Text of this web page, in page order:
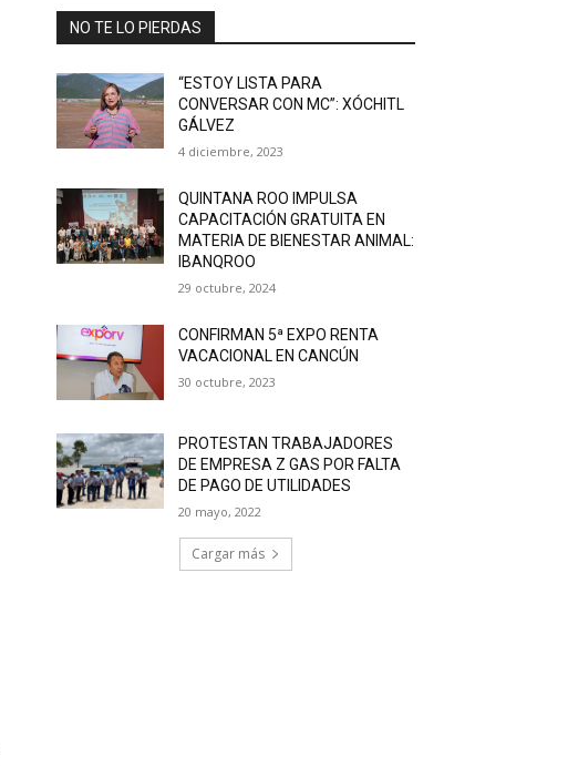
NO TE LO PIERDAS
“ESTOY LISTA PARA
CONVERSAR CON MC”: XÓCHITL
GÁLVEZ
4 diciembre, 2023
QUINTANA ROO IMPULSA
CAPACITACIÓN GRATUITA EN
MATERIA DE BIENESTAR ANIMAL:
IBANQROO
29 octubre, 2024
CONFIRMAN 5ª EXPO RENTA
VACACIONAL EN CANCÚN
30 octubre, 2023
PROTESTAN TRABAJADORES
DE EMPRESA Z GAS POR FALTA
DE PAGO DE UTILIDADES
20 mayo, 2022
Cargar más